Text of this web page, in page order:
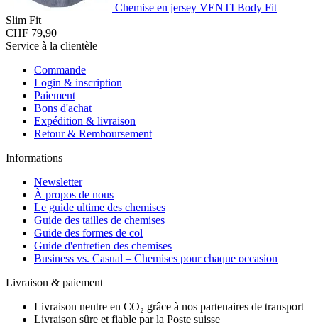
Chemise en jersey VENTI Body Fit
Slim Fit
CHF 79,90
Service à la clientèle
Commande
Login & inscription
Paiement
Bons d'achat
Expédition & livraison
Retour & Remboursement
Informations
Newsletter
À propos de nous
Le guide ultime des chemises
Guide des tailles de chemises
Guide des formes de col
Guide d'entretien des chemises
Business vs. Casual – Chemises pour chaque occasion
Livraison & paiement
Livraison neutre en CO₂ grâce à nos partenaires de transport
Livraison sûre et fiable par la Poste suisse